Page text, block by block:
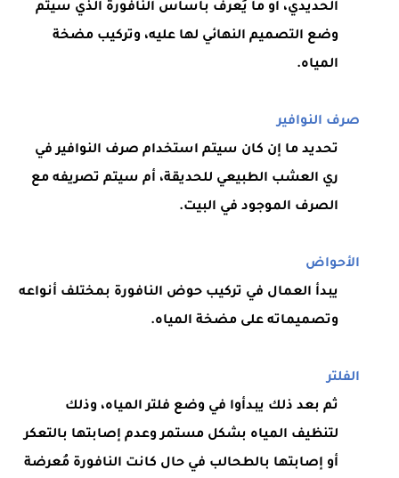
الحديدي، أو ما يُعرف بأساس النافورة الذي سيتم
وضع التصميم النهائي لها عليه، وتركيب مضخة
المياه.
صرف النوافير
تحديد ما إن كان سيتم استخدام صرف النوافير في
ري العشب الطبيعي للحديقة، أم سيتم تصريفه مع
الصرف الموجود في البيت.
الأحواض
يبدأ العمال في تركيب حوض النافورة بمختلف أنواعه
وتصميماته على مضخة المياه.
الفلتر
ثم بعد ذلك يبدأوا في وضع فلتر المياه، وذلك
لتنظيف المياه بشكل مستمر وعدم إصابتها بالتعكر
أو إصابتها بالطحالب في حال كانت النافورة مُعرضة